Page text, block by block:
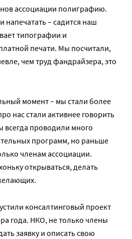
ассоциации полиграфию.
напечатать – садится наш
типографии и
печати. Мы посчитали,
чем труд фандрайзера, это
момент – мы стали более
нас стали активнее говорить
всегда проводили много
программ, но раньше
членам ассоциации.
открываться, делать
консалтинговый проект
года. НКО, не только члены
заявку и описать свою